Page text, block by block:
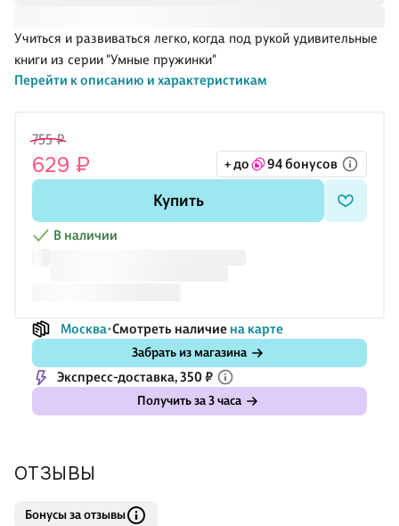
Учиться и развиваться легко, когда под рукой удивительные
книги из серии "Умные пружинки"
Перейти к описанию и характеристикам
755 ₽
629 ₽ + до 94 бонусов
Купить
В наличии
Москва Смотреть наличие на карте
Забрать из магазина
Экспресс-доставка, 350 ₽
Получить за 3 часа
ОТЗЫВЫ
Бонусы за отзывы